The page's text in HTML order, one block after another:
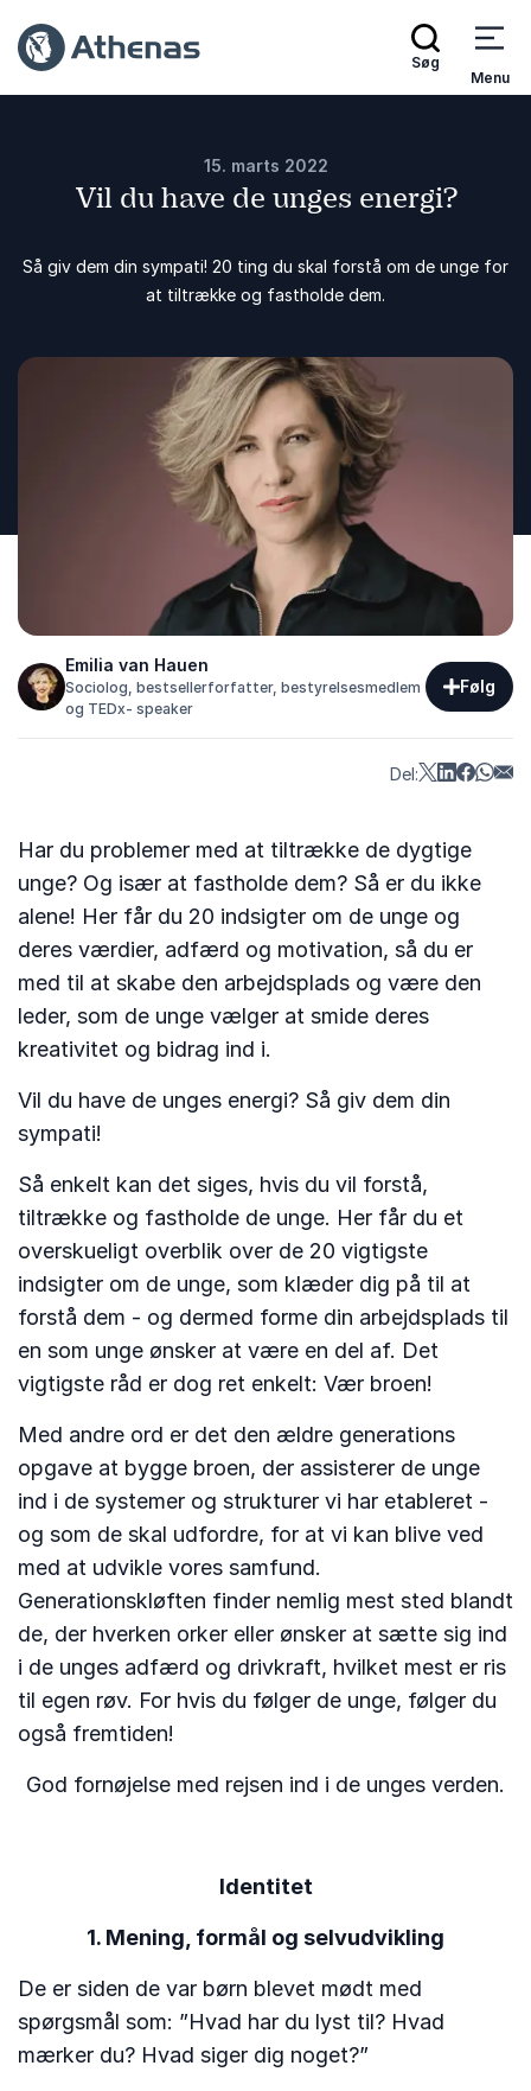
Søg
Menu
15. marts 2022
Vil du have de unges energi?
Så giv dem din sympati! 20 ting du skal forstå om de unge for
at tiltrække og fastholde dem.
Emilia van Hauen
Sociolog, bestsellerforfatter, bestyrelsesmedlem
og TEDx- speaker
Følg
Del:
Har du problemer med at tiltrække de dygtige
unge? Og især at fastholde dem? Så er du ikke
alene! Her får du 20 indsigter om de unge og
deres værdier, adfærd og motivation, så du er
med til at skabe den arbejdsplads og være den
leder, som de unge vælger at smide deres
kreativitet og bidrag ind i.
Vil du have de unges energi? Så giv dem din
sympati!
Så enkelt kan det siges, hvis du vil forstå,
tiltrække og fastholde de unge. Her får du et
overskueligt overblik over de 20 vigtigste
indsigter om de unge, som klæder dig på til at
forstå dem - og dermed forme din arbejdsplads til
en som unge ønsker at være en del af. Det
vigtigste råd er dog ret enkelt: Vær broen!
Med andre ord er det den ældre generations
opgave at bygge broen, der assisterer de unge
ind i de systemer og strukturer vi har etableret -
og som de skal udfordre, for at vi kan blive ved
med at udvikle vores samfund.
Generationskløften finder nemlig mest sted blandt
de, der hverken orker eller ønsker at sætte sig ind
i de unges adfærd og drivkraft, hvilket mest er ris
til egen røv. For hvis du følger de unge, følger du
også fremtiden!
God fornøjelse med rejsen ind i de unges verden.
Identitet
1. Mening, formål og selvudvikling
De er siden de var børn blevet mødt med
spørgsmål som: ”Hvad har du lyst til? Hvad
mærker du? Hvad siger dig noget?”